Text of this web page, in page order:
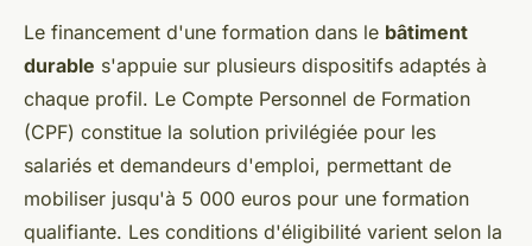
Le financement d'une formation dans le bâtiment
durable s'appuie sur plusieurs dispositifs adaptés à
chaque profil. Le Compte Personnel de Formation
(CPF) constitue la solution privilégiée pour les
salariés et demandeurs d'emploi, permettant de
mobiliser jusqu'à 5 000 euros pour une formation
qualifiante. Les conditions d'éligibilité varient selon la